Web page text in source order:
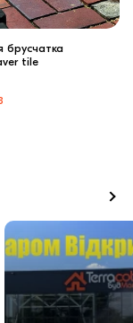
брусчатка
tile